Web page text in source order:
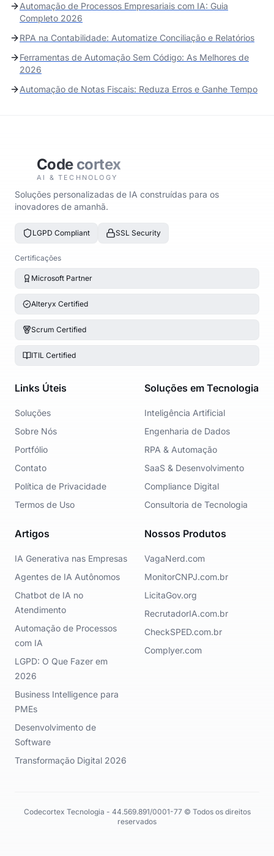
Automação de Processos Empresariais com IA: Guia
Completo 2026
RPA na Contabilidade: Automatize Conciliação e Relatórios
Ferramentas de Automação Sem Código: As Melhores de
2026
Automação de Notas Fiscais: Reduza Erros e Ganhe Tempo
Code cortex
AI & TECHNOLOGY
Soluções personalizadas de IA construídas para os
inovadores de amanhã.
LGPD Compliant SSL Security
Certificações
Microsoft Partner
Alteryx Certified
Scrum Certified
ITIL Certified
Links Úteis
Soluções
Sobre Nós
Portfólio
Contato
Política de Privacidade
Termos de Uso
Soluções em Tecnologia
Inteligência Artificial
Engenharia de Dados
RPA & Automação
SaaS & Desenvolvimento
Compliance Digital
Consultoria de Tecnologia
Artigos
IA Generativa nas Empresas
Agentes de IA Autônomos
Chatbot de IA no
Atendimento
Automação de Processos
com IA
LGPD: O Que Fazer em
2026
Business Intelligence para
PMEs
Desenvolvimento de
Software
Transformação Digital 2026
Nossos Produtos
VagaNerd.com
MonitorCNPJ.com.br
LicitaGov.org
RecrutadorIA.com.br
CheckSPED.com.br
Complyer.com
Codecortex Tecnologia - 44.569.891/0001-77 © Todos os direitos
reservados